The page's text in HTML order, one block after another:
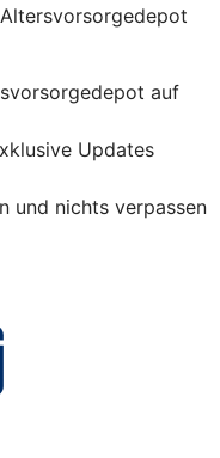
auf
Updates
und nichts verpassen